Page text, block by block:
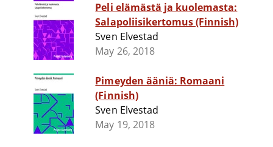
Peli elämästä ja kuolemasta:
Salapoliisikertomus (Finnish)
Sven Elvestad
May 26, 2018
Pimeyden ääniä: Romaani
(Finnish)
Sven Elvestad
May 19, 2018